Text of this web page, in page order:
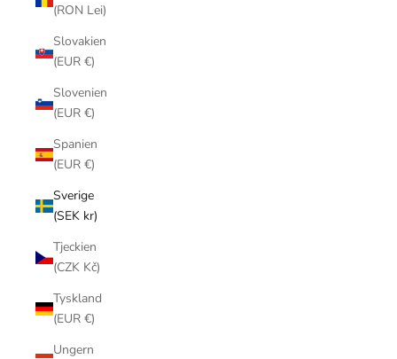
(RON Lei)
Slovakien
(EUR €)
Slovenien
(EUR €)
Spanien
(EUR €)
Sverige
(SEK kr)
Tjeckien
(CZK Kč)
Tyskland
(EUR €)
Ungern